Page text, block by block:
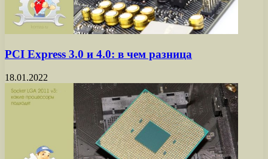
PCI Express 3.0 и 4.0: в чем разница
18.01.2022